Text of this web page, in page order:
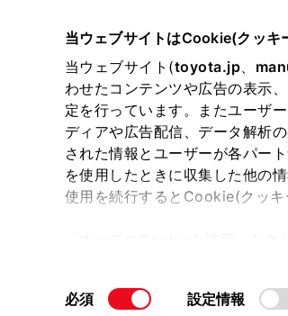
当ウェブサイトはCookie(クッキ
当ウェブサイト(toyota.jp、
わせたコンテンツや広告の表示
定を行っています。またユーザ
ディアや広告配信、データ解析
された情報とユーザーが各パー
を使用したときに収集した他の
使用を続行するとCookie(クッキ
て」をご覧ください。
同
必須 設定情報
ーナーサポート トピックス
ャブ | 福祉車両
ら探す クルマから探